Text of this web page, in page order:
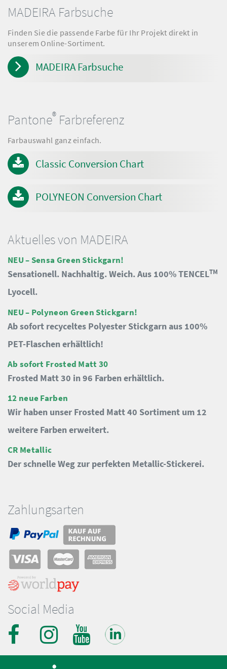
Zahlungsarten
Social Media
MADEIRA Farbsuche
Finden Sie die passende Farbe für Ihr Projekt direkt in
unserem Online-Sortiment.
MADEIRA Farbsuche
Pantone® Farbreferenz
Farbauswahl ganz einfach.
Classic Conversion Chart
POLYNEON Conversion Chart
Aktuelles von MADEIRA
NEU – Sensa Green Stickgarn!
Sensationell. Nachhaltig. Weich. Aus 100% TENCELTM
Lyocell.
NEU – Polyneon Green Stickgarn!
Ab sofort recyceltes Polyester Stickgarn aus 100%
PET-Flaschen erhältlich!
Ab sofort Frosted Matt 30
Frosted Matt 30 in 96 Farben erhältlich.
12 neue Farben
Wir haben unser Frosted Matt 40 Sortiment um 12
weitere Farben erweitert.
CR Metallic
Der schnelle Weg zur perfekten Metallic-Stickerei.